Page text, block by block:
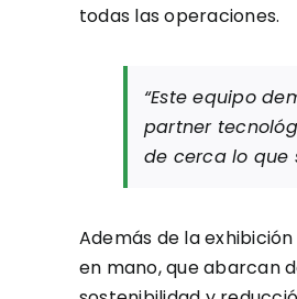
todas las operaciones.
“Este equipo
partner
de cerca lo que
Además de la
en mano, que abarcan